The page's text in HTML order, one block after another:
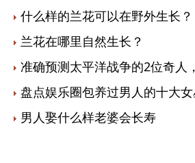
什么样的兰花可以在野外生长？
兰花在哪里自然生长？
准确预测太平洋战争的2位奇人
盘点娱乐圈包养过男人的十大女
男人娶什么样老婆会长寿